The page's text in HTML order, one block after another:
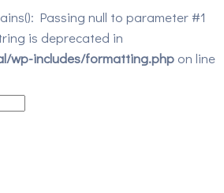
Passing null to parameter #1
is deprecated in
wp-includes/formatting.php on line